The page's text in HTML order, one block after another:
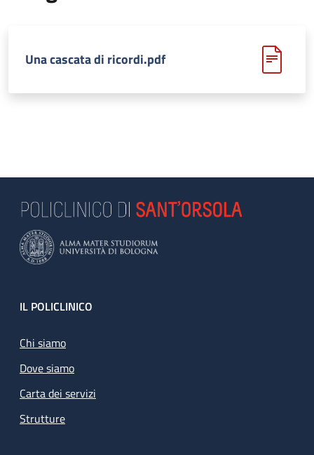
Una cascata di ricordi.pdf
Footer
IL POLICLINICO
Chi siamo
Dove siamo
Carta dei servizi
Strutture